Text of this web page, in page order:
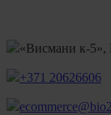
«Висмани к-5»,
+371 20626606